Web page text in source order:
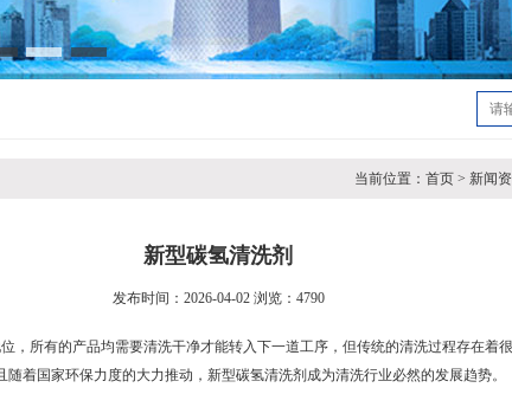
当前位置：首页 > 新闻
新型碳氢清洗剂
发布时间：2026-04-02 浏览：4790
所有的产品均需要清洗干净才能转入下一道工序，但传统的清洗过程存在着
着国家环保力度的大力推动，新型碳氢清洗剂成为清洗行业必然的发展趋势。